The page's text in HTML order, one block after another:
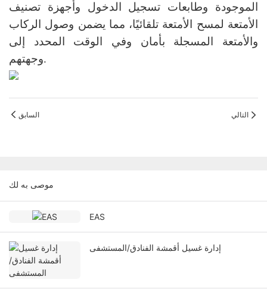
الموجودة وطابعات تسجيل الدخول وأجهزة تصنيف
الأمتعة لمسح الأمتعة تلقائيًا، مما يضمن وصول الركاب
والأمتعة المسجلة بأمان وفي الوقت المحدد إلى
وجهتهم.
السابق التالي
موصى به لك
EAS
إدارة غسيل أقمشة الفنادق/المستشفى